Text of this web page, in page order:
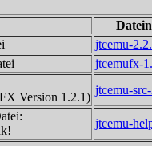
jtcemu-
jtcemufx-
Version 1.2.1)
jtcemu-
jtcemu-